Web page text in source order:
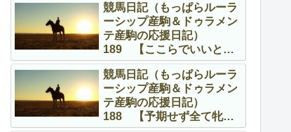
競馬日記（もっぱらルーラ
ーシップ産駒＆ドゥラメン
テ産駒の応援日記）
189 【ここらでいいとこ
ろを】
競馬日記（もっぱらルーラ
ーシップ産駒＆ドゥラメン
テ産駒の応援日記）
188 【予期せず全て牝馬